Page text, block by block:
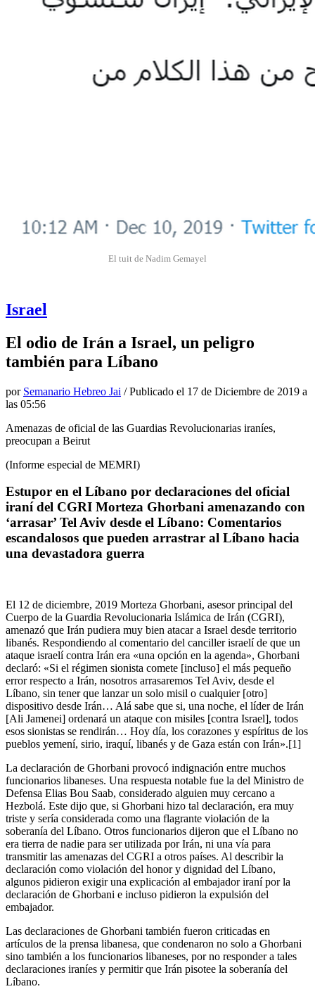
El tuit de Nadim Gemayel
Israel
El odio de Irán a Israel, un peligro
también para Líbano
por Semanario Hebreo Jai / Publicado el 17 de Diciembre de 2019 a
las 05:56
Amenazas de oficial de las Guardias Revolucionarias iraníes,
preocupan a Beirut
(Informe especial de MEMRI)
Estupor en el Líbano por declaraciones del oficial
iraní del CGRI Morteza Ghorbani amenazando con
‘arrasar’ Tel Aviv desde el Líbano: Comentarios
escandalosos que pueden arrastrar al Líbano hacia
una devastadora guerra
El 12 de diciembre, 2019 Morteza Ghorbani, asesor principal del
Cuerpo de la Guardia Revolucionaria Islámica de Irán (CGRI),
amenazó que Irán pudiera muy bien atacar a Israel desde territorio
libanés. Respondiendo al comentario del canciller israelí de que un
ataque israelí contra Irán era «una opción en la agenda», Ghorbani
declaró: «Si el régimen sionista comete [incluso] el más pequeño
error respecto a Irán, nosotros arrasaremos Tel Aviv, desde el
Líbano, sin tener que lanzar un solo misil o cualquier [otro]
dispositivo desde Irán… Alá sabe que si, una noche, el líder de Irán
[Ali Jamenei] ordenará un ataque con misiles [contra Israel], todos
esos sionistas se rendirán… Hoy día, los corazones y espíritus de los
pueblos yemení, sirio, iraquí, libanés y de Gaza están con Irán».[1]
La declaración de Ghorbani provocó indignación entre muchos
funcionarios libaneses. Una respuesta notable fue la del Ministro de
Defensa Elias Bou Saab, considerado alguien muy cercano a
Hezbolá. Este dijo que, si Ghorbani hizo tal declaración, era muy
triste y sería considerada como una flagrante violación de la
soberanía del Líbano. Otros funcionarios dijeron que el Líbano no
era tierra de nadie para ser utilizada por Irán, ni una vía para
transmitir las amenazas del CGRI a otros países. Al describir la
declaración como violación del honor y dignidad del Líbano,
algunos pidieron exigir una explicación al embajador iraní por la
declaración de Ghorbani e incluso pidieron la expulsión del
embajador.
Las declaraciones de Ghorbani también fueron criticadas en
artículos de la prensa libanesa, que condenaron no solo a Ghorbani
sino también a los funcionarios libaneses, por no responder a tales
declaraciones iraníes y permitir que Irán pisotee la soberanía del
Líbano.